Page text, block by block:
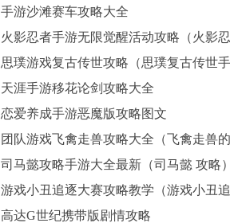
手游沙滩赛车攻略大全
火影忍者手游无限觉醒活动攻略（火影
思璞游戏复古传世攻略（思璞复古传世
天涯手游移花论剑攻略大全
恋爱养成手游恶魔版攻略图文
团队游戏飞禽走兽攻略大全（飞禽走兽
司马懿攻略手游大全最新（司马懿 攻略
游戏小丑追逐大赛攻略教学（游戏小丑
高达G世纪携带版剧情攻略